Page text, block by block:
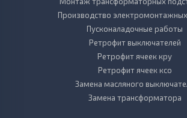
Производство
Пусконаладочные работы
Ретрофит выключателей
Ретрофит ячеек кру
Ретрофит ячеек ксо
Замена масляного
Замена трансформатора